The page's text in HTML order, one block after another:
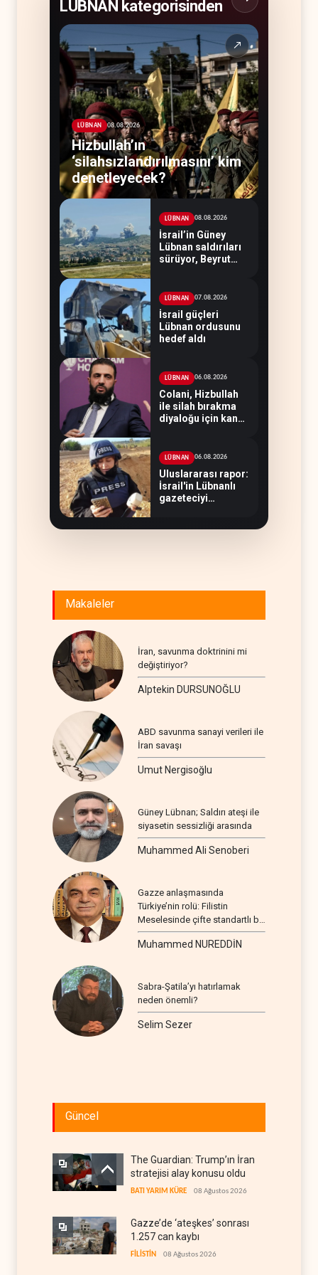
LÜBNAN kategorisinden
↗
LÜBNAN 08.08.2026
Hizbullah’ın
‘silahsızlandırılmasını’ kim
denetleyecek?
LÜBNAN 08.08.2026
İsrail’in Güney
Lübnan saldırıları
sürüyor, Beyrut
LÜBNAN 07.08.2026
İsrail güçleri
Lübnan ordusunu
hedef aldı
LÜBNAN 06.08.2026
Colani, Hizbullah
ile silah bırakma
diyaloğu için kanal
LÜBNAN 06.08.2026
Uluslararası rapor:
İsrail'in Lübnanlı
gazeteciyi
Makaleler
İran, savunma doktrinini mi
değiştiriyor?
Alptekin DURSUNOĞLU
ABD savunma sanayi verileri ile
İran savaşı
Umut Nergisoğlu
Güney Lübnan; Saldırı ateşi ile
siyasetin sessizliği arasında
Muhammed Ali Senoberi
Gazze anlaşmasında
Türkiye’nin rolü: Filistin
Meselesinde çifte standartlı bir
seyir
Muhammed NUREDDİN
Sabra-Şatila’yı hatırlamak
neden önemli?
Selim Sezer
Güncel
The Guardian: Trump’ın İran
stratejisi alay konusu oldu
BATI YARIM KÜRE 08 Ağustos 2026
Gazze’de ‘ateşkes’ sonrası
1.257 can kaybı
FİLİSTİN 08 Ağustos 2026